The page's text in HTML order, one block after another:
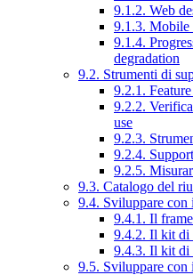
9.1.2. Web
9.1.3. Mobile
9.1.4.
degradation
9.2. Strumenti di
9.2.1.
9.2.2.
use
9.2.3.
9.2.4.
9.2.5.
9.3. Catalogo del
9.4. Sviluppare con
9.4.1. Il
9.4.2. Il kit di
9.4.3. Il kit di
9.5. Sviluppare con